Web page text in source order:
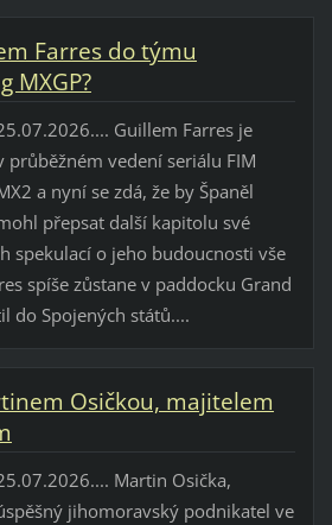
Farres do týmu
MXGP?
Guillem Farres je
průběžném vedení seriálu FIM
a nyní se zdá, že by Španěl
přepsat další kapitolu své
spekulací o jeho budoucnosti vše
spíše zůstane v paddocku Grand
do Spojených států....
Osičkou, majitelem
Martin Osička,
jihomoravský podnikatel ve